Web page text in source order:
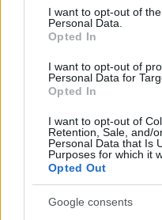
consent section.
I want to opt-out of
Personal Data.
Opted In
I want to opt-out of
Personal Data for
Opted In
I want to opt-out of
Retention, Sale, and/
Personal Data that Is
Purposes for which it
Opted Out
Google consents
Calangianus,
Olbia, divieto
esplode la
Pausa caffè
soluzione